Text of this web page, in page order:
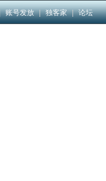
账号发放 | 独客家 | 论坛